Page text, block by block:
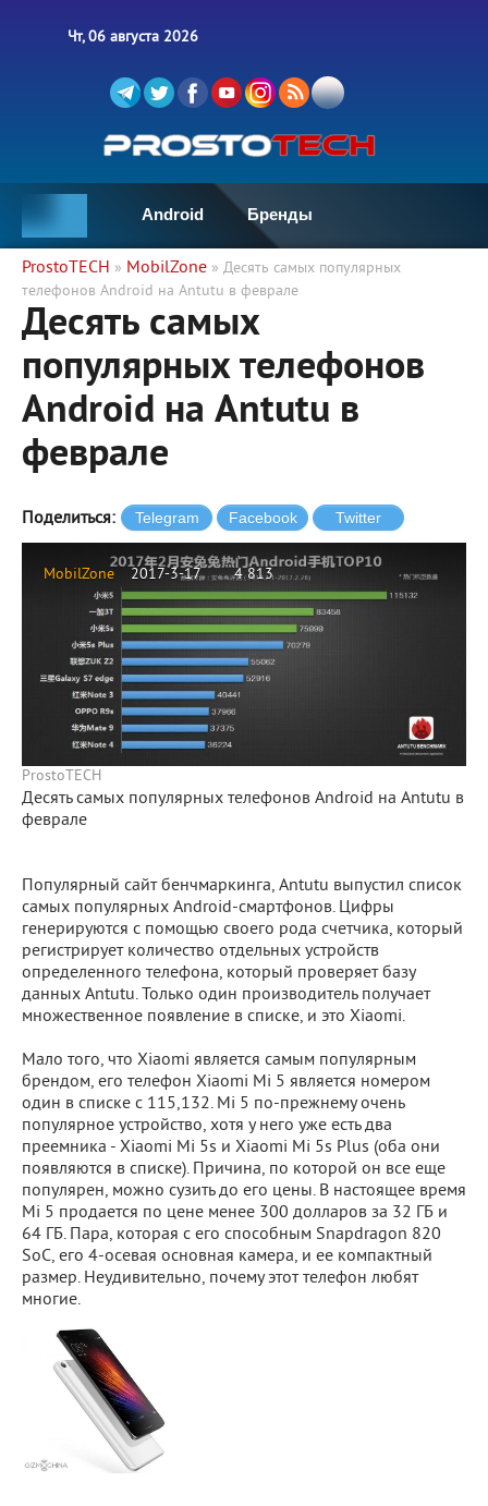
Чт, 06 августа 2026
Android Бренды
ProstoTECH » MobilZone » Десять самых популярных
телефонов Android на Antutu в феврале
Десять самых
популярных телефонов
Android на Antutu в
феврале
Поделиться:
MobilZone 2017-3-17 4 813
ProstoTECH
Десять самых популярных телефонов Android на Antutu в
феврале
Популярный сайт бенчмаркинга, Antutu выпустил список
самых популярных Android-смартфонов. Цифры
генерируются с помощью своего рода счетчика, который
регистрирует количество отдельных устройств
определенного телефона, который проверяет базу
данных Antutu. Только один производитель получает
множественное появление в списке, и это Xiaomi.
Мало того, что Xiaomi является самым популярным
брендом, его телефон Xiaomi Mi 5 является номером
один в списке с 115,132. Mi 5 по-прежнему очень
популярное устройство, хотя у него уже есть два
преемника - Xiaomi Mi 5s и Xiaomi Mi 5s Plus (оба они
появляются в списке). Причина, по которой он все еще
популярен, можно сузить до его цены. В настоящее время
Mi 5 продается по цене менее 300 долларов за 32 ГБ и
64 ГБ. Пара, которая с его способным Snapdragon 820
SoC, его 4-осевая основная камера, и ее компактный
размер. Неудивительно, почему этот телефон любят
многие.